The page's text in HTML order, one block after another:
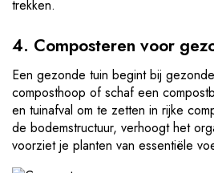
trekken.
4. Composteren voor
Een gezonde tuin begint bij
composthoop of schaf een
en tuinafval om te zetten in rijke
de bodemstructuur, verhoogt het
voorziet je planten van essentiële